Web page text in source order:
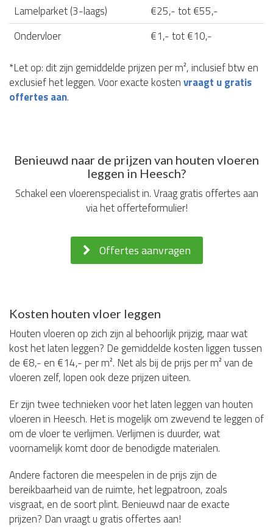
Lamelparket (3-laags)
€25,- tot €55,-
Ondervloer
€1,- tot €10,-
*Let op: dit zijn gemiddelde prijzen per m², inclusief btw en
exclusief het leggen. Voor exacte kostenvraagt u gratis
offertes aan.
Benieuwd naar de prijzen van houten vloeren
leggen in Heesch?
Schakel een vloerenspecialist in. Vraag gratis offertes aan
via het offerteformulier!
Offertes aanvragen
Kosten houten vloer leggen
Houten vloeren op zich zijn al behoorlijk prijzig, maar wat
kost het laten leggen? De gemiddelde kosten liggen tussen
de €8,- en €14,- per m². Net als bij de prijs per m² van de
vloeren zelf, lopen ook deze prijzen uiteen.
Er zijn twee technieken voor het laten leggen van houten
vloeren in Heesch. Het is mogelijk om zwevend te leggen of
om de vloer te verlijmen. Verlijmen is duurder, wat
voornamelijk komt door de benodigde materialen.
Andere factoren die meespelen in de prijs zijn de
bereikbaarheid van de ruimte, het legpatroon, zoals
visgraat, en de soort plint. Benieuwd naar de exacte
prijzen? Dan vraagt u gratis offertes aan!